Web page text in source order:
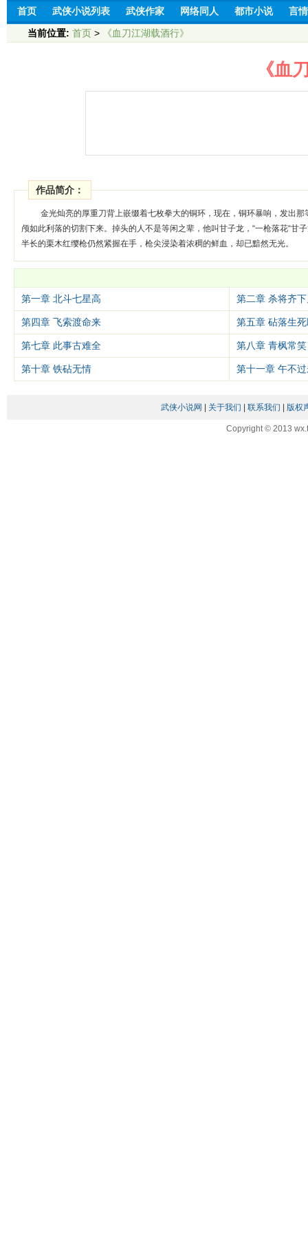
首页 武侠小说列表 武侠作家 网络同人 都市小说 言
当前位置: 首页 > 《血刀江湖载酒行》
《血
作品简介：
金光灿亮的厚重刀背上嵌缀着七枚拳大的铜环，现在，铜环暴响，发出
颅如此利落的切割下来。掉头的人不是等闲之辈，他叫甘子龙，“一枪落花“甘
半长的栗木红缨枪仍然紧握在手，枪尖浸染着浓稠的鲜血，却已黯然无光。
第一章 北斗七星高 第二章 杀将齐
第四章 飞索渡命来 第五章 砧落生
第七章 此事古难全 第八章 青枫常笑
第十章 铁砧无情 第十一章 午不
武侠小说网 关于我们 联系我们 版权
Copyright © 2013